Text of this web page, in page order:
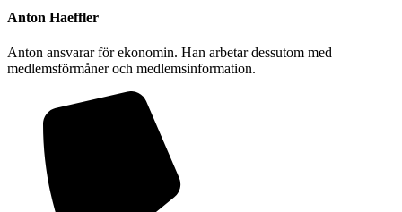
Anton Haeffler
Anton ansvarar för ekonomin. Han arbetar dessutom med
medlemsförmåner och medlemsinformation.